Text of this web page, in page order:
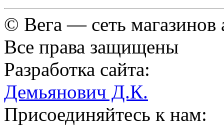
© Вега — сеть магазинов
Все права защищены
Разработка сайта:
Демьянович Д.К.
Присоединяйтесь к нам: